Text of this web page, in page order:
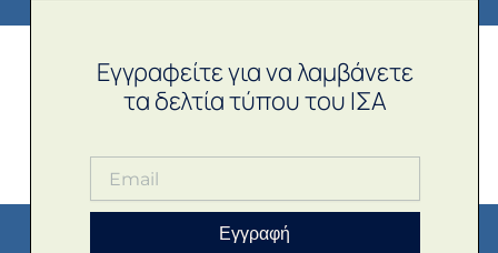
Εγγραφείτε για να λαμβάνετε
τα δελτία τύπου του ΙΣΑ
Εγγραφή